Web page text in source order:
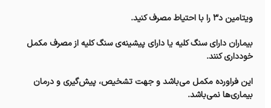
ویتامین د۳ را با احتیاط مصرف کنید.
بیماران دارای سنگ کلیه یا دارای پیشینه‌ی سنگ کلیه از مصرف مکمل
خودداری کنند.
این فراورده مکمل می‌باشد و جهت تشخیص، پیش‌گیری و درمان
بیماری‌ها نمی‌باشد.